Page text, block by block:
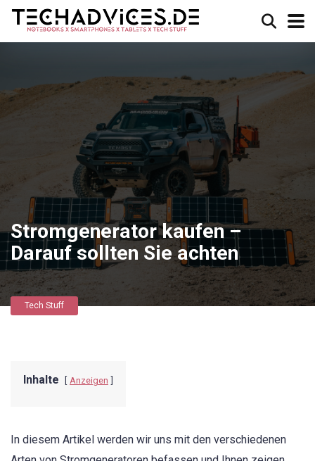
Stromgenerator kaufen –
Darauf sollten Sie achten
Tech Stuff
Inhalte Anzeigen
In diesem Artikel werden wir uns mit den verschiedenen